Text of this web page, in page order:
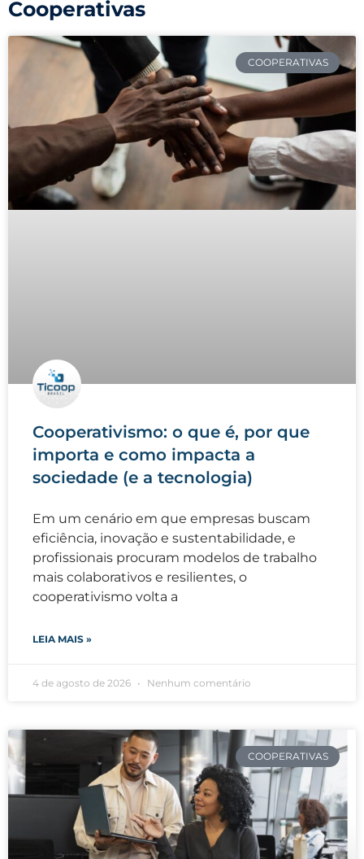
Cooperativas
COOPERATIVAS
Cooperativismo: o que é, por que
importa e como impacta a
sociedade (e a tecnologia)
Em um cenário em que empresas buscam
eficiência, inovação e sustentabilidade, e
profissionais procuram modelos de trabalho
mais colaborativos e resilientes, o
cooperativismo volta a
LEIA MAIS »
4 de agosto de 2026 Nenhum comentário
COOPERATIVAS